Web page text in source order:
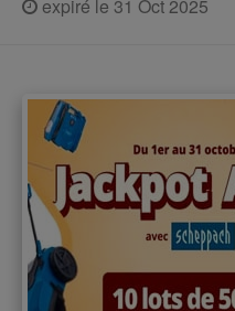
expiré le 31 Oct 2025